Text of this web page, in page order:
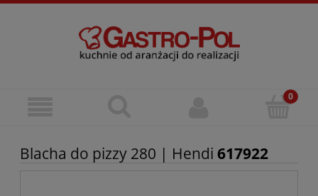
Blacha do pizzy 280 | Hendi 617922